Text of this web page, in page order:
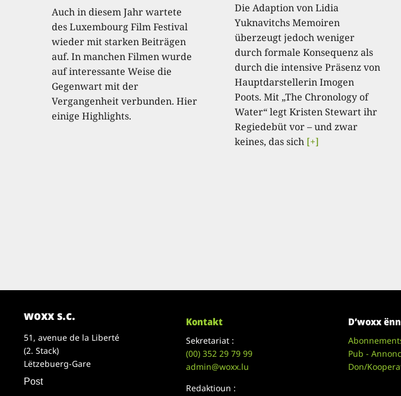
Auch in diesem Jahr wartete
des Luxembourg Film Festival
wieder mit starken Beiträgen
auf. In manchen Filmen wurde
auf interessante Weise die
Gegenwart mit der
Vergangenheit verbunden. Hier
einige Highlights.
Die Adaption von Lidia
Yuknavitchs Memoiren
überzeugt jedoch weniger
durch formale Konsequenz als
durch die intensive Präsenz von
Hauptdarstellerin Imogen
Poots. Mit „The Chronology of
Water“ legt Kristen Stewart ihr
Regiedebüt vor – und zwar
keines, das sich [+]
woxx s.c.
51, avenue de la Liberté
(2. Stack)
Lëtzebuerg-Gare
Post
Kontakt
Sekretariat :
(00)352 29 79 99
admin@woxx.lu
Redaktioun :
D’woxx
Pub -
Don/